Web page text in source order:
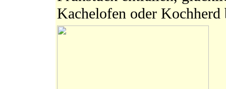
Kachelofen oder Kochherd